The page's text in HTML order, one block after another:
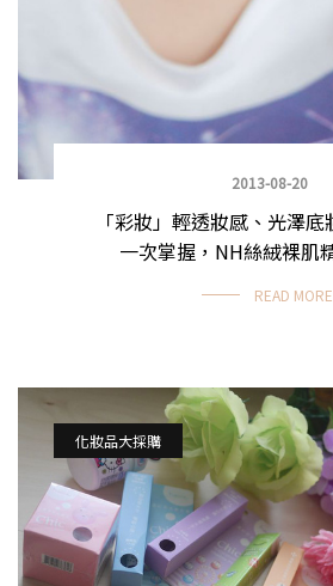
2013-08-20
「彩妝」輕透妝感、光澤
一次掌握，NH絲絨裸肌
READ MORE
化妝品大採購